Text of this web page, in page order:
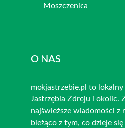
Moszczenica
O NAS
mokjastrzebie.pl to
Jastrzębia Zdroju i okolic.
najświeższe wiadomości z
bieżąco z tym, co dzieje